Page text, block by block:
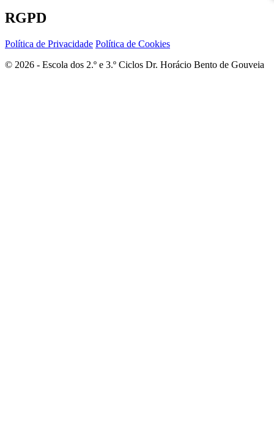
RGPD
Política de Privacidade Política de Cookies
© 2026 - Escola dos 2.º e 3.º Ciclos Dr. Horácio Bento de Gouveia